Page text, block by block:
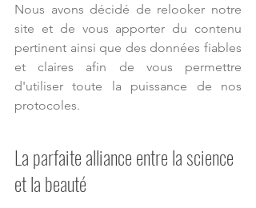
Nous avons décidé de relooker notre
site et de vous apporter du contenu
pertinent ainsi que des données fiables
et claires afin de vous permettre
d'utiliser toute la puissance de nos
protocoles.
La parfaite alliance entre la science
et la beauté